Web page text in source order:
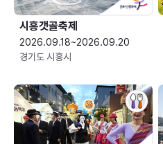
시흥갯골축제
2026.09.18~2026.09.20
경기도 시흥시